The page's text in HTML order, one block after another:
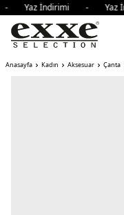
Yaz İndirimi -
Anasayfa Kadın Aksesuar Çanta